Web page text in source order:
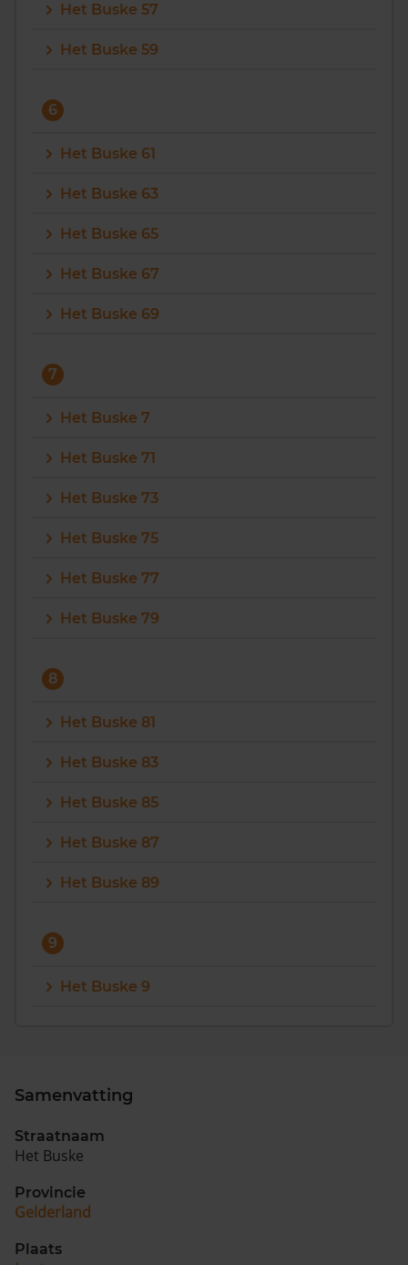
Het Buske 57
Het Buske 59
6
Het Buske 61
Het Buske 63
Het Buske 65
Het Buske 67
Het Buske 69
7
Het Buske 7
Het Buske 71
Het Buske 73
Het Buske 75
Het Buske 77
Het Buske 79
8
Het Buske 81
Het Buske 83
Het Buske 85
Het Buske 87
Het Buske 89
9
Het Buske 9
Samenvatting
Straatnaam
Het Buske
Provincie
Gelderland
Plaats